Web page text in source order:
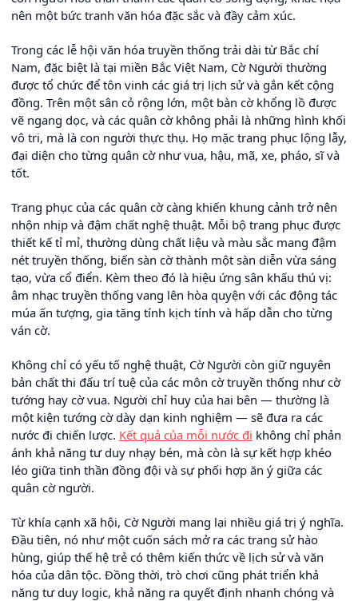
nên một bức tranh văn hóa đặc sắc và đầy cảm xúc.
Trong các lễ hội văn hóa truyền thống trải dài từ Bắc chí
Nam, đặc biệt là tại miền Bắc Việt Nam, Cờ Người thường
được tổ chức để tôn vinh các giá trị lịch sử và gắn kết cộng
đồng. Trên một sân cỏ rộng lớn, một bàn cờ khổng lồ được
vẽ ngang dọc, và các quân cờ không phải là những hình khối
vô tri, mà là con người thực thụ. Họ mặc trang phục lộng lẫy,
đại diện cho từng quân cờ như vua, hậu, mã, xe, pháo, sĩ và
tốt.
Trang phục của các quân cờ càng khiến khung cảnh trở nên
nhộn nhịp và đậm chất nghệ thuật. Mỗi bộ trang phục được
thiết kế tỉ mỉ, thường dùng chất liệu và màu sắc mang đậm
nét truyền thống, biến sàn cờ thành một sàn diễn vừa sáng
tạo, vừa cổ điển. Kèm theo đó là hiệu ứng sân khấu thú vị:
âm nhạc truyền thống vang lên hòa quyện với các động tác
múa ấn tượng, gia tăng tính kịch tính và hấp dẫn cho từng
ván cờ.
Không chỉ có yếu tố nghệ thuật, Cờ Người còn giữ nguyên
bản chất thi đấu trí tuệ của các môn cờ truyền thống như cờ
tướng hay cờ vua. Người chỉ huy của hai bên — thường là
một kiện tướng cờ dày dạn kinh nghiệm — sẽ đưa ra các
nước đi chiến lược. Kết quả của mỗi nước đi không chỉ phản
ánh khả năng tư duy nhạy bén, mà còn là sự kết hợp khéo
léo giữa tinh thần đồng đội và sự phối hợp ăn ý giữa các
quân cờ người.
Từ khía cạnh xã hội, Cờ Người mang lại nhiều giá trị ý nghĩa.
Đầu tiên, nó như một cuốn sách mở ra các trang sử hào
hùng, giúp thế hệ trẻ có thêm kiến thức về lịch sử và văn
hóa của dân tộc. Đồng thời, trò chơi cũng phát triển khả
năng tư duy logic, khả năng ra quyết định nhanh chóng và